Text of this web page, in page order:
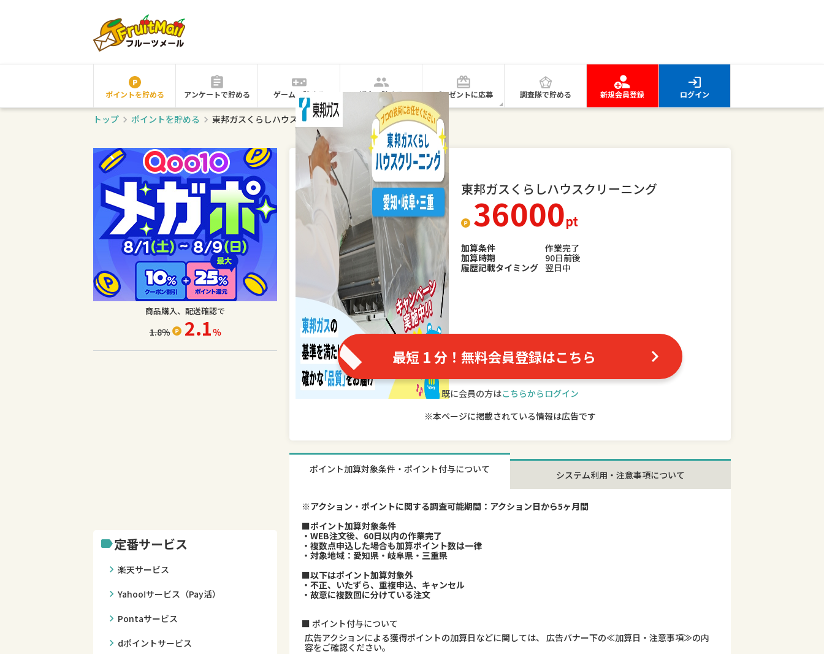
ポイントを貯める アンケートで貯める ゲームで貯める 紹介で貯める プレゼントに応募 調査隊で貯める 新規会員登録 ログイン
トップ ポイントを貯める 東邦ガスくらしハウスクリーニングでポイントを貯める！
商品購入、配送確認で
1.8％ 2.1％
label定番サービス
chevron_right 楽天サービス
chevron_right Yahoo!サービス（Pay活）
chevron_right Pontaサービス
chevron_right dポイントサービス
高額ポイント
東邦ガスくらしハウスクリーニング
36000pt
加算条件
作業完了
加算時期
90日前後
履歴記載タイミング 翌日中
最短 1分！無料会員登録はこちら
既に会員の方はこちらからログイン
※本ページに掲載されている情報は広告です
ポイント加算対象条件・ポイント付与について システム利用・注意事項について
※アクション・ポイントに関する調査可能期間：アクション日から5ヶ月間
■ポイント加算対象条件
・WEB注文後、60日以内の作業完了
・複数点申込した場合も加算ポイント数は一律
・対象地域：愛知県・岐阜県・三重県
■以下はポイント加算対象外
・不正、いたずら、重複申込、キャンセル
・故意に複数回に分けている注文
■ ポイント付与について
広告アクションによる獲得ポイントの加算日などに関しては、 広告バナー下の≪加算日・注意事項≫の内
容をご確認ください。